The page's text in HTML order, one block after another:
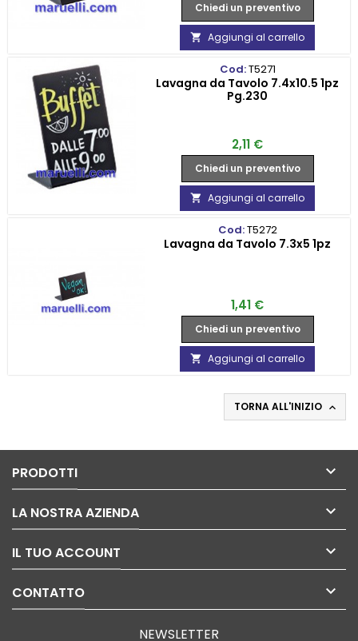
Chiedi un preventivo
 Aggiungi al carrello
Cod:T5271
Lavagna da Tavolo 7.4x10.5 1pz
Pg.230
Prezzo
2,11 €
Chiedi un preventivo
 Aggiungi al carrello
Cod:T5272
Lavagna da Tavolo 7.3x5 1pz
Prezzo
1,41 €
Chiedi un preventivo
 Aggiungi al carrello
TORNA ALL'INIZIO 
PRODOTTI 
LA NOSTRA AZIENDA 
IL TUO ACCOUNT 
CONTATTO 
NEWSLETTER